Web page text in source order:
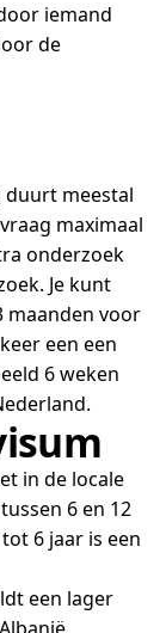
iemand
de
duurt meestal
maximaal
onderzoek
Je kunt
maanden voor
een een
6 weken
in de locale
6 en 12
6 jaar is een
een lager